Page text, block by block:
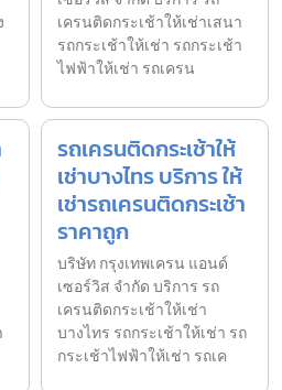
เครนติดกระเช้าให้เช่าเสนา
รถกระเช้าให้เช่า รถกระเช้า
ไฟฟ้าให้เช่า รถเครน
รถเครนติดกระเช้าให้
เช่าบางไทร บริการ ให้
เช่ารถเครนติดกระเช้า
ราคาถูก
บริษัท กรุงเทพเครน แอนด์
เซอร์วิส จำกัด บริการ รถ
เครนติดกระเช้าให้เช่า
บางไทร รถกระเช้าให้เช่า รถ
กระเช้าไฟฟ้าให้เช่า รถเค